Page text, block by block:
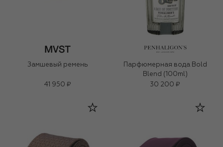
Замшевый ремень
41 950 ₽
Парфюмерная вода Bold
Blend (100ml)
30 200 ₽